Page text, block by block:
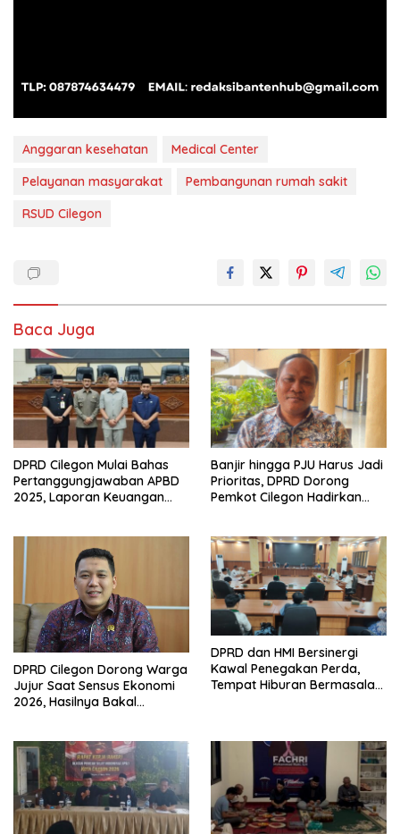
Anggaran kesehatan
Medical Center
Pelayanan masyarakat
Pembangunan rumah sakit
RSUD Cilegon
Baca Juga
DPRD Cilegon Mulai Bahas
Pertanggungjawaban APBD
2025, Laporan Keuangan
Banjir hingga PJU Harus Jadi
Prioritas, DPRD Dorong
Pemkot Cilegon Hadirkan
DPRD Cilegon Dorong Warga
Jujur Saat Sensus Ekonomi
2026, Hasilnya Bakal
DPRD dan HMI Bersinergi
Kawal Penegakan Perda,
Tempat Hiburan Bermasalah